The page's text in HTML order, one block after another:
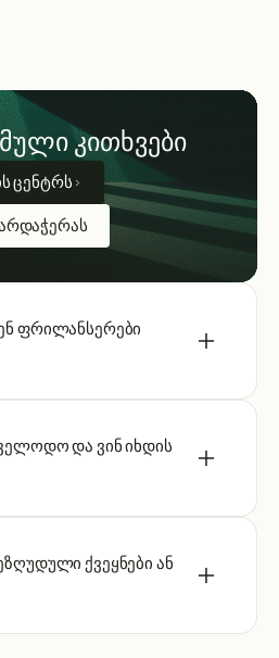
კითხვები
ცენტრს
ფრილანსერები
და ვინ იხდის
ქვეყნები ან